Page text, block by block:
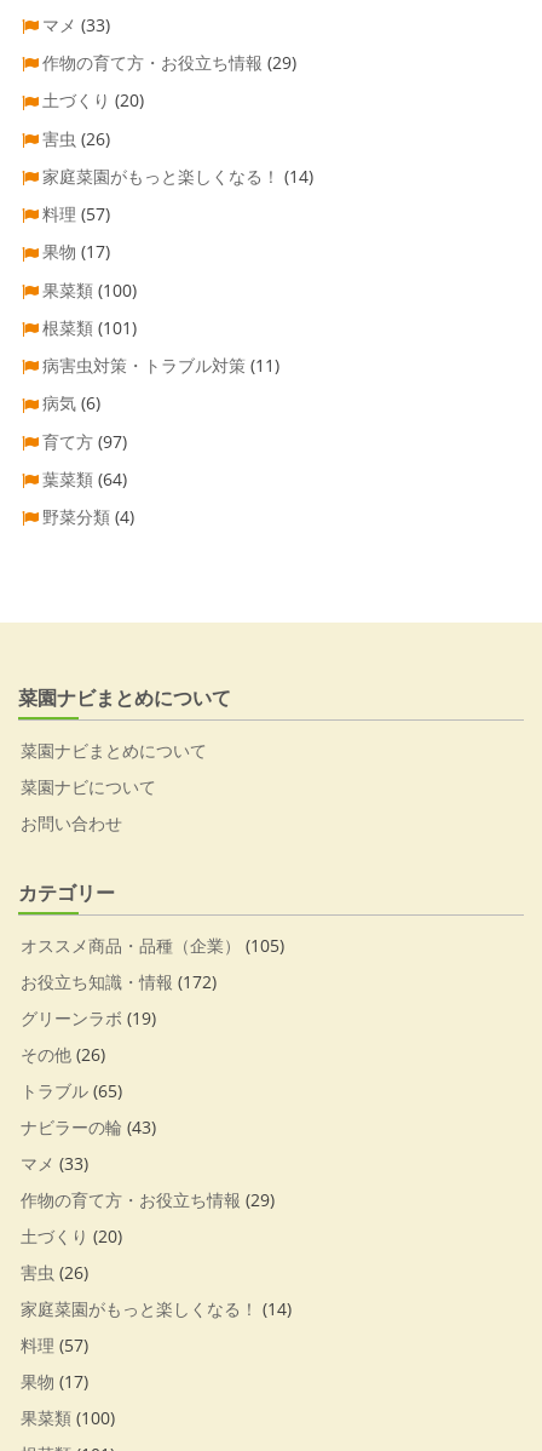
マメ (33)
作物の育て方・お役立ち情報 (29)
土づくり (20)
害虫 (26)
家庭菜園がもっと楽しくなる！ (14)
料理 (57)
果物 (17)
果菜類 (100)
根菜類 (101)
病害虫対策・トラブル対策 (11)
病気 (6)
育て方 (97)
葉菜類 (64)
野菜分類 (4)
菜園ナビまとめについて
菜園ナビまとめについて
菜園ナビについて
お問い合わせ
カテゴリー
オススメ商品・品種（企業）
(105)
お役立ち知識・情報 (172)
グリーンラボ (19)
その他 (26)
トラブル (65)
ナビラーの輪 (43)
マメ (33)
作物の育て方・お役立ち情報 (29)
土づくり (20)
害虫 (26)
家庭菜園がもっと楽しくなる！ (14)
料理 (57)
果物 (17)
果菜類 (100)